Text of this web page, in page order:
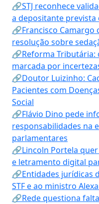
🔗STJ reconhece
a depositante
🔗Francisco Camargo
resolução sobre
🔗Reforma Tributária:
marcada por
🔗Doutor Luizinho:
Pacientes com
Social
🔗Flávio Dino pede
responsabilidades na
parlamentares
🔗Lincoln Portela
e letramento digital
🔗Entidades jurídicas
STF e ao ministro
🔗Rede questiona